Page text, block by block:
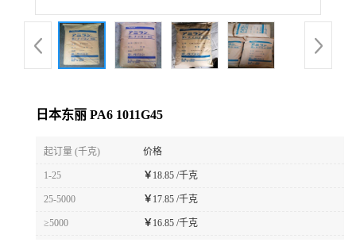
日本东丽 PA6 1011G45
起订量 (千克) 价格
1-25 ￥18.85 /千克
25-5000 ￥17.85 /千克
≥5000 ￥16.85 /千克